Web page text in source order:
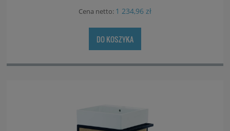
Cena netto: 1 234,96 zł
DO KOSZYKA